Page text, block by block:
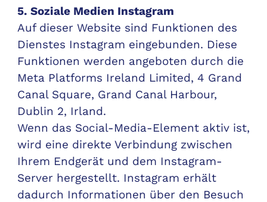
5. Soziale Medien Instagram
Auf dieser Website sind Funktionen des
Dienstes Instagram eingebunden. Diese
Funktionen werden angeboten durch die
Meta Platforms Ireland Limited, 4 Grand
Canal Square, Grand Canal Harbour,
Dublin 2, Irland.
Wenn das Social-Media-Element aktiv ist,
wird eine direkte Verbindung zwischen
Ihrem Endgerät und dem Instagram-
Server hergestellt. Instagram erhält
dadurch Informationen über den Besuch